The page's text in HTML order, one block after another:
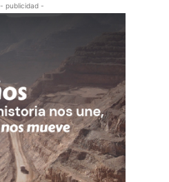
- publicidad -